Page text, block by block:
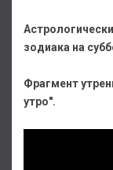
зодиака на
Фрагмент
утро".